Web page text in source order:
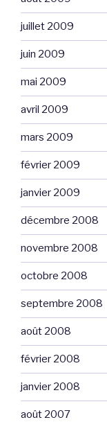
juillet 2009
juin 2009
mai 2009
avril 2009
mars 2009
février 2009
janvier 2009
décembre 2008
novembre 2008
octobre 2008
septembre 2008
août 2008
février 2008
janvier 2008
août 2007